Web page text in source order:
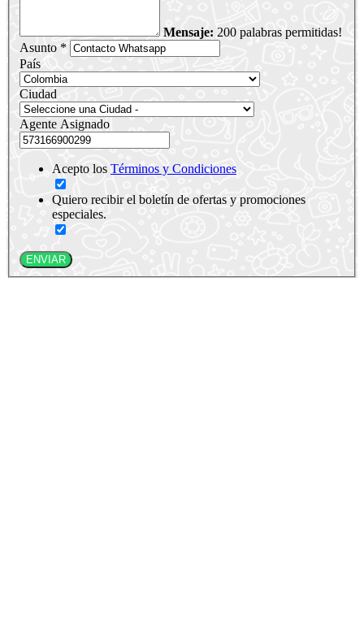
Mensaje: 200 palabras permitidas!
Asunto *
País
Ciudad
Agente Asignado
Acepto los Términos y Condiciones
Quiero recibir el boletín de ofertas y promociones
especiales.
ENVIAR